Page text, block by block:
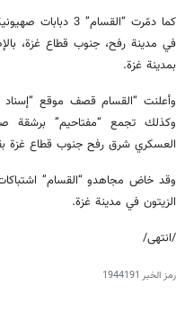
كما دمّرت “القسام”
بمدينة غزة.
وأعلنت “القسام قصف موقع “إسناد
وكذلك تجمع “مفتاحيم” برشقة
العسكري شرق رفح جنوب قطاع غزة
وقد خاض مجاهدو “القسام”
الزيتون في مدينة غزة.
/انتهى/
رمز الخبر 1944191